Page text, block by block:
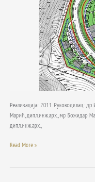
Реализација: 2011. Руководилац:
Марић, дипл.инж.арх., мр Божидар
дипл.инж.арх.,
Read More »